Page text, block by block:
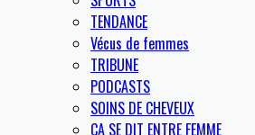
TENDANCE
Vécus de femmes
TRIBUNE
PODCASTS
SOINS DE CHEVEUX
CA SE DIT ENTRE FEMME